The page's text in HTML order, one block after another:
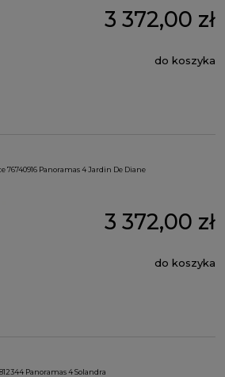
3 372,00 zł
do koszyka
Panoramas 4 Jardin De Diane
3 372,00 zł
do koszyka
Panoramas 4 Solandra